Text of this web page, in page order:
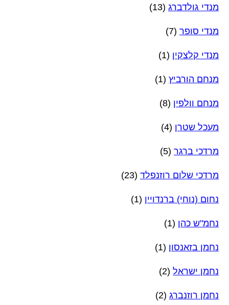
מנדי גולדברג (13)
מנדי סופר (7)
מנדי קלצקין (1)
מנחם הורביץ (1)
מנחם וולפין (8)
מעכל שטרן (4)
מרדכי ברגר (5)
מרדכי שלום רוזנפלד (23)
נחום (נוחי) ברנדויין (1)
נחמ"ש כהן (1)
נחמן בזאנסון (1)
נחמן ישראל (2)
נחמן רוזנברג (2)